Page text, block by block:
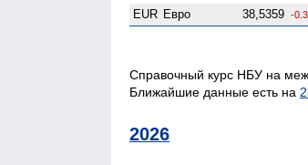
EUR Евро 38,5359 -
Справочный курс НБУ на
Ближайшие данные есть на
2026